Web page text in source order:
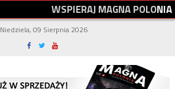
WSPIERAJMAGNAPOLONIA
Niedziela, 09 Sierpnia 2026